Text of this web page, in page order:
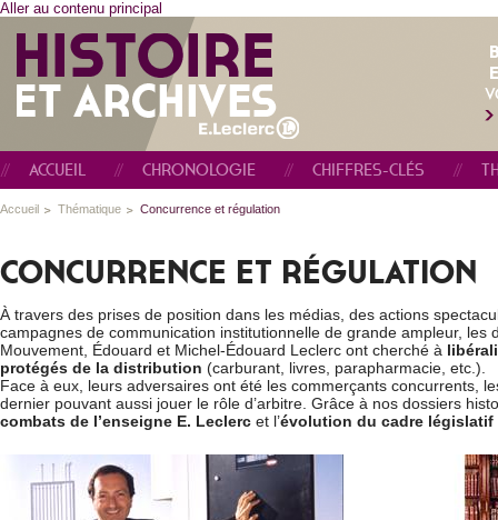
Aller au contenu principal
ACCUEIL CHRONOLOGIE CHIFFRES-CLÉS
Accueil Thématique Concurrence et régulation
CONCURRENCE ET RÉGULATION
À travers des prises de position dans les médias, des actions
campagnes de communication institutionnelle de grande ampleur, les
Mouvement, Édouard et Michel-Édouard Leclerc ont cherché à
protégés de la distribution (carburant, livres, parapharmacie, etc.).
Face à eux, leurs adversaires ont été les commerçants concurrents,
dernier pouvant aussi jouer le rôle d’arbitre. Grâce à nos dossiers
combats de l’enseigne E. Leclerc et l’évolution du cadre législatif